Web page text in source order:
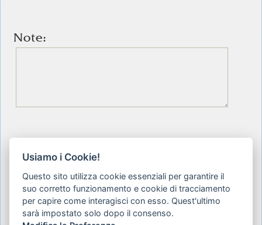
Note:
Usiamo i Cookie!
Questo sito utilizza cookie essenziali per garantire il
suo corretto funzionamento e cookie di tracciamento
per capire come interagisci con esso. Quest'ultimo
sarà impostato solo dopo il consenso.